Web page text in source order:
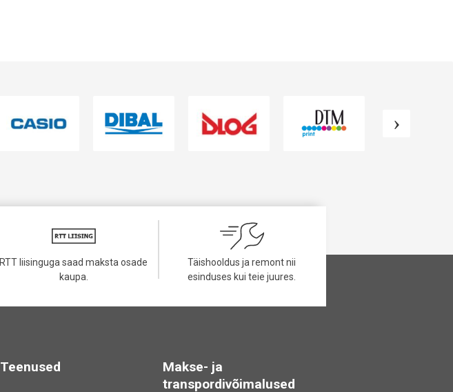
RTT liisinguga saad maksta osade
kaupa.
Täishooldus ja remont nii
esinduses kui teie juures.
Teenused
Makse- ja
transpordivõimalused